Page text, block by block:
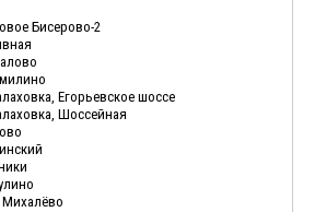
Бисерово-2
Егорьевское шоссе
Шоссейная
Михалёво